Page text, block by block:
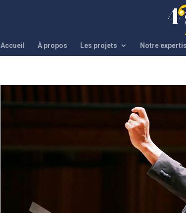
Accueil À propos Les projets Notre